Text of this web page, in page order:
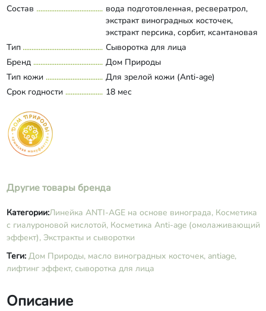
Состав
вода подготовленная, ресвератрол,
экстракт виноградных косточек,
экстракт персика, сорбит, ксантановая
камедь, гиалуроновая кислота,
пантенол, витамины С и РР, коллаген,
аллантоин, оксиметилглицин,
бензиловый спирт, парфюмерная
композиция.
Развернуть состав
Тип
Сыворотка для лица
Бренд
Дом Природы
Тип кожи
Для зрелой кожи (Anti-age)
Срок годности
18 мес
Другие товары бренда
Категории:​Линейка ANTI-AGE на основе винограда, Косметика
с гиалуроновой кислотой, Косметика Anti-age (омолаживающий
эффект), Экстракты и сыворотки
Теги: Дом Природы, масло виноградных косточек, antiage,
лифтинг эффект, сыворотка для лица
Описание